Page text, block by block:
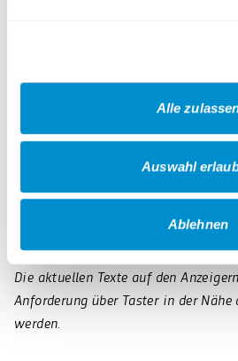
Alle
Auswahl
Ablehnen
Haltestelle abfahrenden Linien
Während im Fahrplanaushang die
aufgeführt sind, werden an den
mit Fahrtrichtung sowie die
Über Umleitungen,
Die aktuellen Texte auf den
Anforderung über Taster in der Nähe
werden.